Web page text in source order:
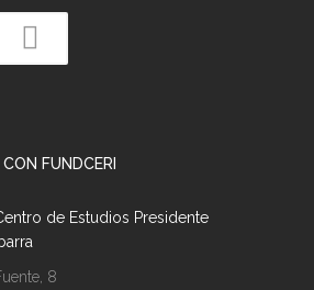
FUNDCERI
de Estudios Presidente
8